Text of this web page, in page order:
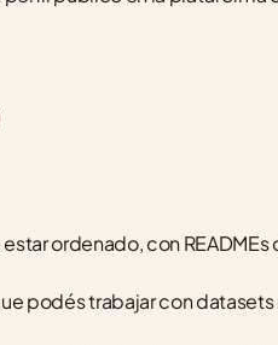
ordenado, con
podés trabajar con datasets